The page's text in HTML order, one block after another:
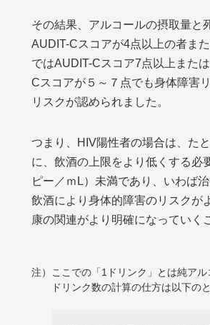
その結果、アルコールの摂取量と
AUDIT-Cスコアが4点以上の者ま
ではAUDIT-Cスコア7点以上また
Cスコアが５～７点でも身体障害
リスクが認められました。
つまり、HIV陽性者の場合は、た
に、飲酒の上限をより低くする必
ピー／ｍL）未満であり、いわば
飲酒により身体的障害のリスクが
康の関連がより明確になっていく
注）ここでの「1ドリンク」とは純ア
ドリンク数の計算の仕方は以下の